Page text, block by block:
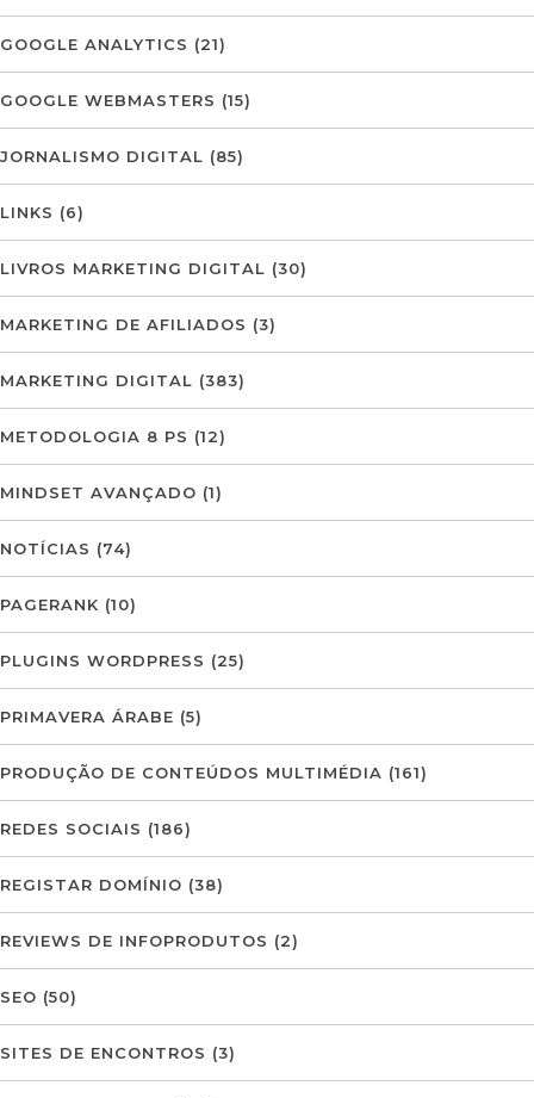
GOOGLE ANALYTICS (21)
GOOGLE WEBMASTERS (15)
JORNALISMO DIGITAL (85)
LINKS (6)
LIVROS MARKETING DIGITAL (30)
MARKETING DE AFILIADOS (3)
MARKETING DIGITAL (383)
METODOLOGIA 8 PS (12)
MINDSET AVANÇADO (1)
NOTÍCIAS (74)
PAGERANK (10)
PLUGINS WORDPRESS (25)
PRIMAVERA ÁRABE (5)
PRODUÇÃO DE CONTEÚDOS MULTIMÉDIA (161)
REDES SOCIAIS (186)
REGISTAR DOMÍNIO (38)
REVIEWS DE INFOPRODUTOS (2)
SEO (50)
SITES DE ENCONTROS (3)